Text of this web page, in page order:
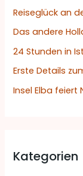
n
a
c
h
:
Reiseglück an
Das andere
24 Stunden in
Erste Details
Insel Elba feiert
Kategorien